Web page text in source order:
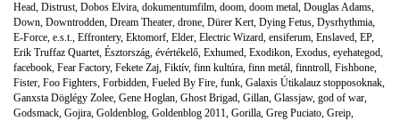
Head, Distrust, Dobos Elvira, dokumentumfilm, doom, doom metal, Douglas Adams,
Down, Downtrodden, Dream Theater, drone, Dürer Kert, Dying Fetus, Dysrhythmia,
E-Force, e.s.t., Effrontery, Ektomorf, Elder, Electric Wizard, ensiferum, Enslaved, EP,
Erik Truffaz Quartet, Észtország, évértékelő, Exhumed, Exodikon, Exodus, eyehategod,
facebook, Fear Factory, Fekete Zaj, Fiktív, finn kultúra, finn metál, finntroll, Fishbone,
Fister, Foo Fighters, Forbidden, Fueled By Fire, funk, Galaxis Útikalauz stopposoknak,
Ganxsta Döglégy Zolee, Gene Hoglan, Ghost Brigad, Gillan, Glassjaw, god of war,
Godsmack, Gojira, Goldenblog, Goldenblog 2011, Gorilla, Greg Puciato, Greip,